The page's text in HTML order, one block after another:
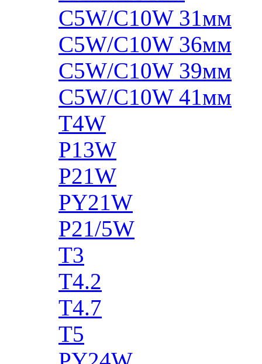
C5W/C10W 31мм
C5W/C10W 36мм
C5W/C10W 39мм
C5W/C10W 41мм
T4W
P13W
P21W
PY21W
P21/5W
T3
T4.2
T4.7
T5